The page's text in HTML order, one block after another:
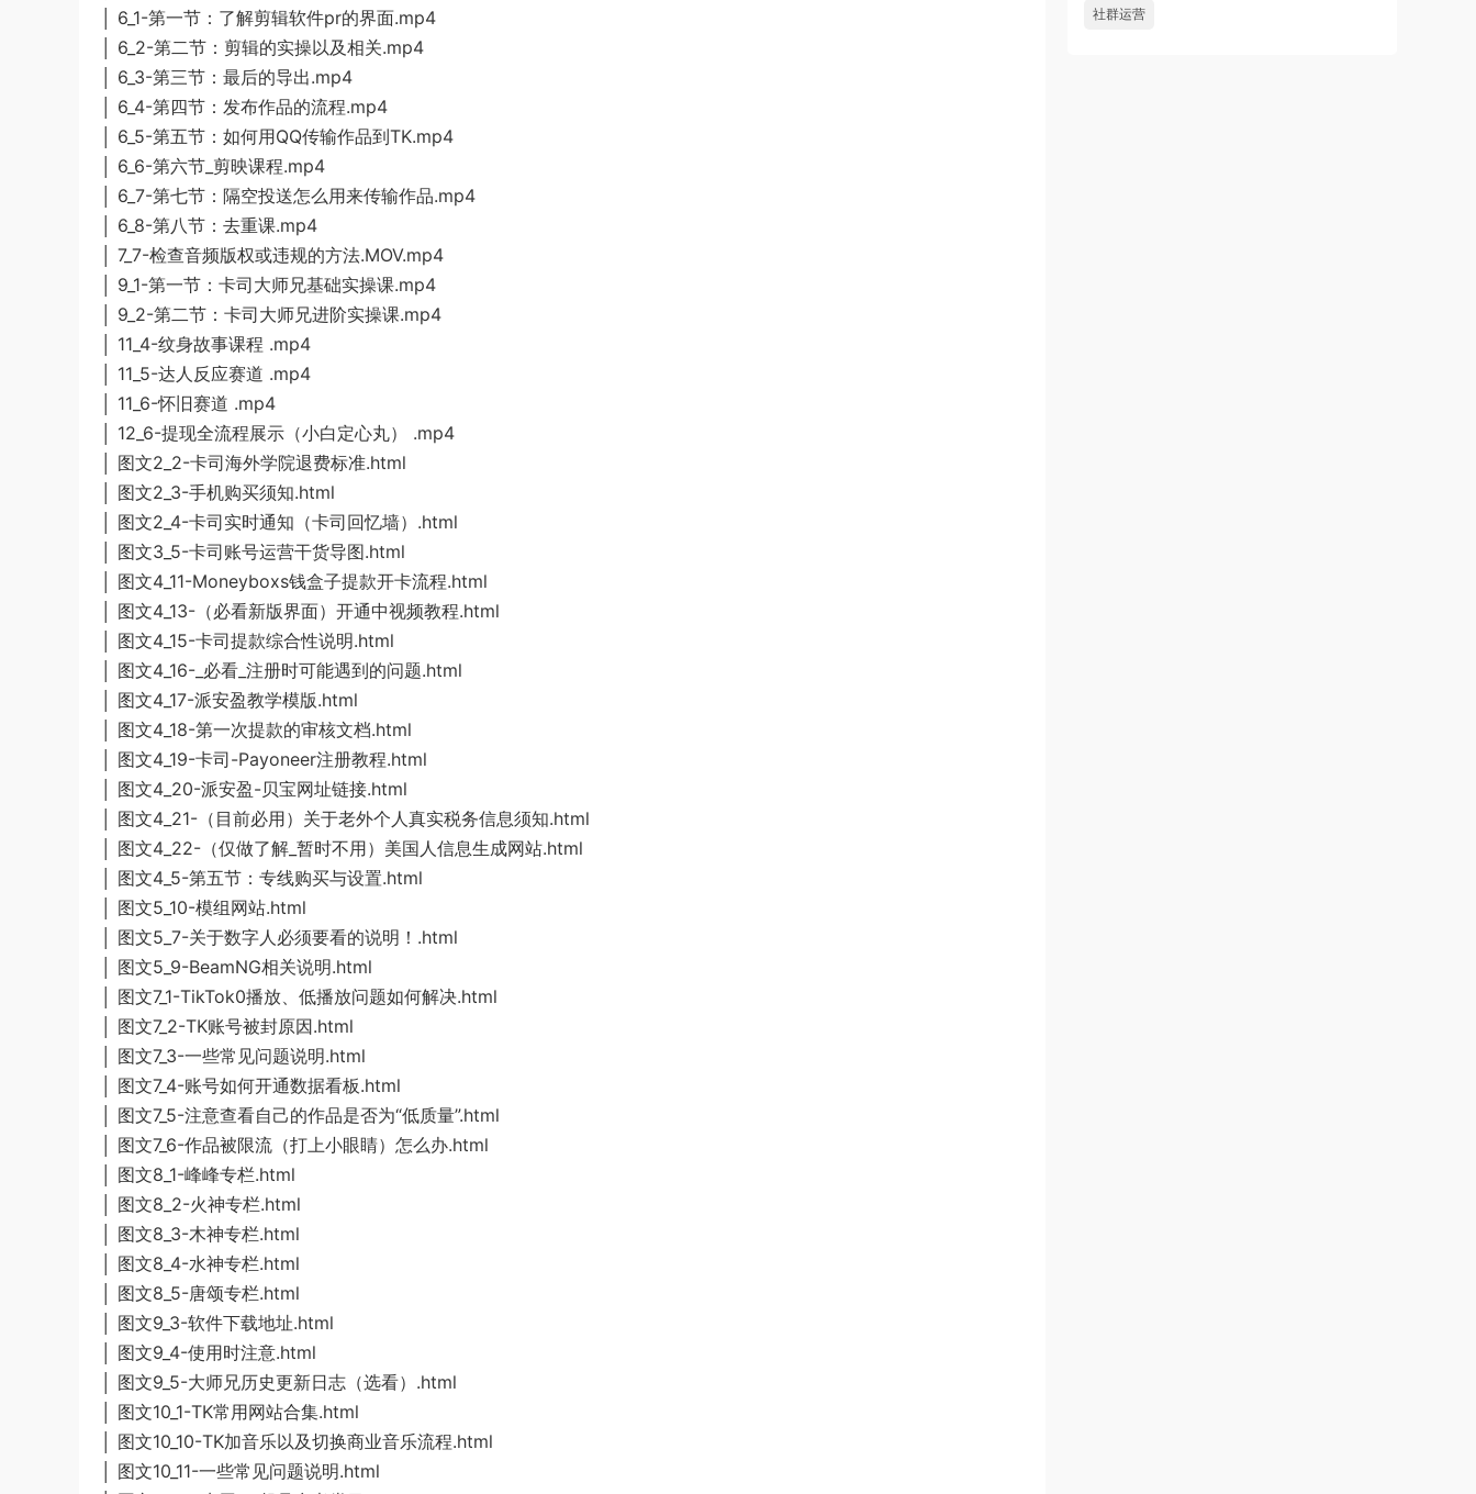
│ 6_1-第一节：了解剪辑软件pr的界面.mp4
│ 6_2-第二节：剪辑的实操以及相关.mp4
│ 6_3-第三节：最后的导出.mp4
│ 6_4-第四节：发布作品的流程.mp4
│ 6_5-第五节：如何用QQ传输作品到TK.mp4
│ 6_6-第六节_剪映课程.mp4
│ 6_7-第七节：隔空投送怎么用来传输作品.mp4
│ 6_8-第八节：去重课.mp4
│ 7_7-检查音频版权或违规的方法.MOV.mp4
│ 9_1-第一节：卡司大师兄基础实操课.mp4
│ 9_2-第二节：卡司大师兄进阶实操课.mp4
│ 11_4-纹身故事课程 .mp4
│ 11_5-达人反应赛道 .mp4
│ 11_6-怀旧赛道 .mp4
│ 12_6-提现全流程展示（小白定心丸） .mp4
│ 图文2_2-卡司海外学院退费标准.html
│ 图文2_3-手机购买须知.html
│ 图文2_4-卡司实时通知（卡司回忆墙）.html
│ 图文3_5-卡司账号运营干货导图.html
│ 图文4_11-Moneyboxs钱盒子提款开卡流程.html
│ 图文4_13-（必看新版界面）开通中视频教程.html
│ 图文4_15-卡司提款综合性说明.html
│ 图文4_16-_必看_注册时可能遇到的问题.html
│ 图文4_17-派安盈教学模版.html
│ 图文4_18-第一次提款的审核文档.html
│ 图文4_19-卡司-Payoneer注册教程.html
│ 图文4_20-派安盈-贝宝网址链接.html
│ 图文4_21-（目前必用）关于老外个人真实税务信息须知.html
│ 图文4_22-（仅做了解_暂时不用）美国人信息生成网站.html
│ 图文4_5-第五节：专线购买与设置.html
│ 图文5_10-模组网站.html
│ 图文5_7-关于数字人必须要看的说明！.html
│ 图文5_9-BeamNG相关说明.html
│ 图文7_1-TikTok0播放、低播放问题如何解决.html
│ 图文7_2-TK账号被封原因.html
│ 图文7_3-一些常见问题说明.html
│ 图文7_4-账号如何开通数据看板.html
│ 图文7_5-注意查看自己的作品是否为“低质量”.html
│ 图文7_6-作品被限流（打上小眼睛）怎么办.html
│ 图文8_1-峰峰专栏.html
│ 图文8_2-火神专栏.html
│ 图文8_3-木神专栏.html
│ 图文8_4-水神专栏.html
│ 图文8_5-唐颂专栏.html
│ 图文9_3-软件下载地址.html
│ 图文9_4-使用时注意.html
│ 图文9_5-大师兄历史更新日志（选看）.html
│ 图文10_1-TK常用网站合集.html
│ 图文10_10-TK加音乐以及切换商业音乐流程.html
│ 图文10_11-一些常见问题说明.html
社群运营